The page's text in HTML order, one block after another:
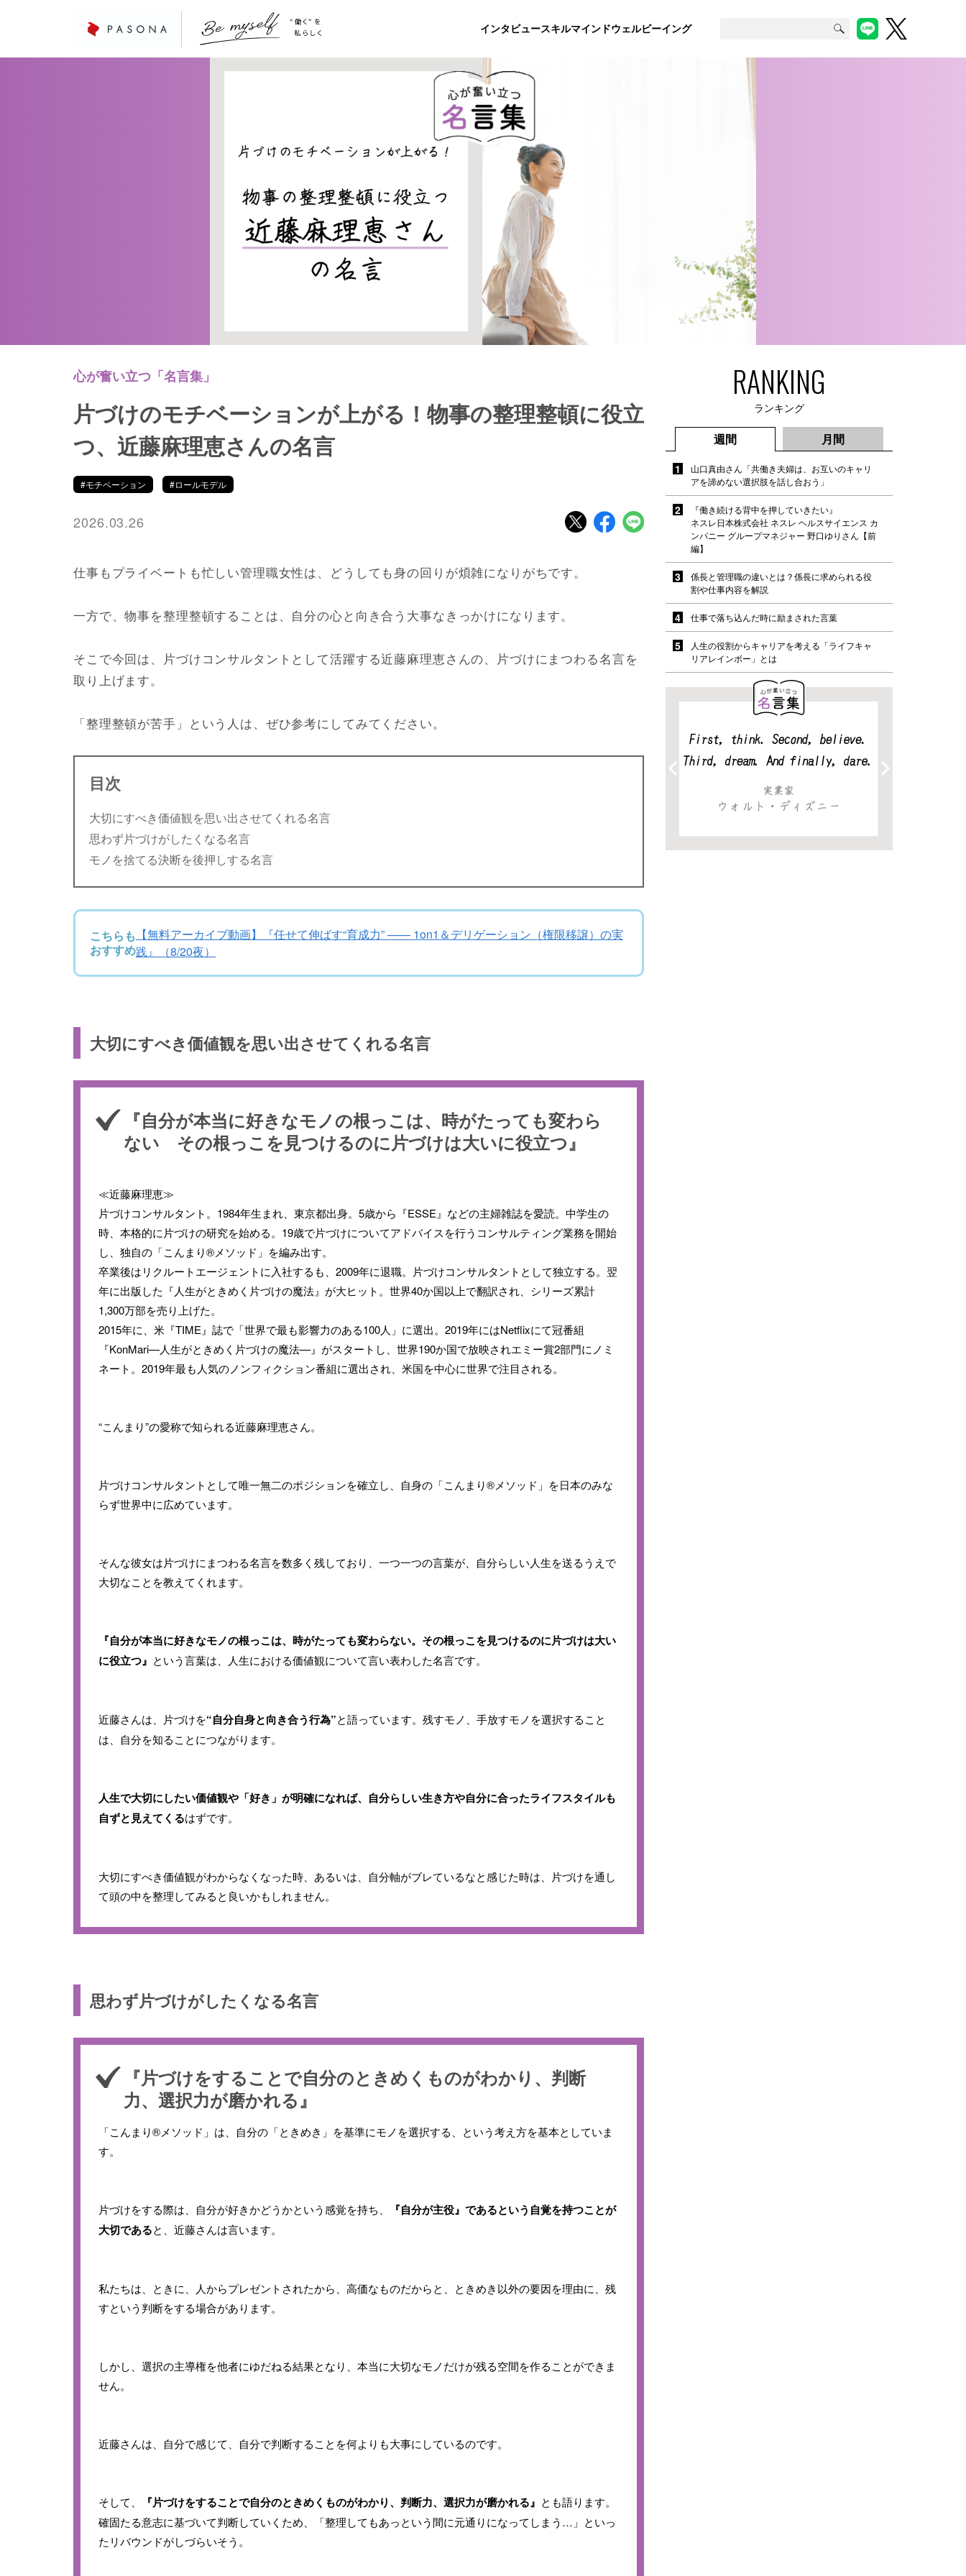
インタビュースキルマインドウェルビーイング
心が奮い立つ「名言集」
片づけのモチベーションが上がる！物事の整理整頓に役立
つ、近藤麻理恵さんの名言
#モチベーション #ロールモデル
2026.03.26
仕事もプライベートも忙しい管理職女性は、どうしても身の回りが煩雑になりがちです。
一方で、物事を整理整頓することは、自分の心と向き合う大事なきっかけになります。
そこで今回は、片づけコンサルタントとして活躍する近藤麻理恵さんの、片づけにまつわる名言を
取り上げます。
「整理整頓が苦手」という人は、ぜひ参考にしてみてください。
目次
大切にすべき価値観を思い出させてくれる名言
思わず片づけがしたくなる名言
モノを捨てる決断を後押しする名言
こちらも
おすすめ
【無料アーカイブ動画】『任せて伸ばす“育成力” —— 1on1＆デリゲーション（権限移譲）の実
践』（8/20夜）
大切にすべき価値観を思い出させてくれる名言
『自分が本当に好きなモノの根っこは、時がたっても変わら
ない その根っこを見つけるのに片づけは大いに役立つ』
≪近藤麻理恵≫
片づけコンサルタント。1984年生まれ、東京都出身。5歳から『ESSE』などの主婦雑誌を愛読。中学生の
時、本格的に片づけの研究を始める。19歳で片づけについてアドバイスを行うコンサルティング業務を開始
し、独自の「こんまり®メソッド」を編み出す。
卒業後はリクルートエージェントに入社するも、2009年に退職。片づけコンサルタントとして独立する。翌
年に出版した『人生がときめく片づけの魔法』が大ヒット。世界40か国以上で翻訳され、シリーズ累計
1,300万部を売り上げた。
2015年に、米『TIME』誌で「世界で最も影響力のある100人」に選出。2019年にはNetflixにて冠番組
『KonMari—人生がときめく片づけの魔法—』がスタートし、世界190か国で放映されエミー賞2部門にノミ
ネート。2019年最も人気のノンフィクション番組に選出され、米国を中心に世界で注目される。
“こんまり”の愛称で知られる近藤麻理恵さん。
片づけコンサルタントとして唯一無二のポジションを確立し、自身の「こんまり®メソッド」を日本のみな
らず世界中に広めています。
そんな彼女は片づけにまつわる名言を数多く残しており、一つ一つの言葉が、自分らしい人生を送るうえで
大切なことを教えてくれます。
『自分が本当に好きなモノの根っこは、時がたっても変わらない。その根っこを見つけるのに片づけは大い
に役立つ』 という言葉は、人生における価値観について言い表わした名言です。
近藤さんは、片づけを“自分自身と向き合う行為”と語っています。残すモノ、手放すモノを選択すること
は、自分を知ることにつながります。
人生で大切にしたい価値観や「好き」が明確になれば、自分らしい生き方や自分に合ったライフスタイルも
自ずと見えてくるはずです。
大切にすべき価値観がわからなくなった時、あるいは、自分軸がブレているなと感じた時は、片づけを通し
て頭の中を整理してみると良いかもしれません。
思わず片づけがしたくなる名言
『片づけをすることで自分のときめくものがわかり、判断
力、選択力が磨かれる』
「こんまり®メソッド」は、自分の「ときめき」を基準にモノを選択する、という考え方を基本としていま
す。
片づけをする際は、自分が好きかどうかという感覚を持ち、
『自分が主役』であるという自覚を持つことが
大切であると、近藤さんは言います。
私たちは、ときに、人からプレゼントされたから、高価なものだからと、ときめき以外の要因を理由に、残
すという判断をする場合があります。
しかし、選択の主導権を他者にゆだねる結果となり、本当に大切なモノだけが残る空間を作ることができま
せん。
近藤さんは、自分で感じて、自分で判断することを何よりも大事にしているのです。
そして、 『片づけをすることで自分のときめくものがわかり、判断力、選択力が磨かれる』 とも語ります。
確固たる意志に基づいて判断していくため、「整理してもあっという間に元通りになってしまう…」といっ
たリバウンドがしづらいそう。
RANKING
ランキング
週間 月間
山口真由さん「共働き夫婦は、お互いのキャリ
アを諦めない選択肢を話し合おう」
『働き続ける背中を押していきたい』
ネスレ日本株式会社 ネスレ ヘルスサイエンス カ
ンパニー グループマネジャー 野口ゆりさん【前
編】
係長と管理職の違いとは？係長に求められる役
割や仕事内容を解説
仕事で落ち込んだ時に励まされた言葉
人生の役割からキャリアを考える「ライフキャ
リアレインボー」とは